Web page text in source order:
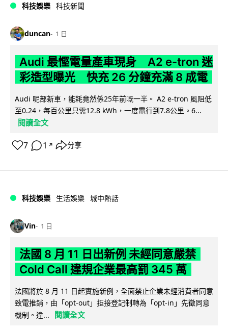
科技娛樂 科技新聞
duncan 1 日
Audi 最慳電量產車現身 A2 e-tron 迷
彩造型曝光 快充 26 分鐘充滿 8 成電
Audi 呢部新車，能耗竟然係25年前嘅一半。 A2 e-tron 風阻低
至0.24，每百公里只需12.8 kWh，一度電行到7.8公里。6...
閱讀全文
7 1 ↗ 分享
科技娛樂 生活娛樂 城中熱話
Vin 1 日
法國 8 月 11 日出新例 未經同意嚴禁
Cold Call 違規企業最高罰 345 萬
法國將於 8 月 11 日起實施新例，全面禁止企業未經消費者同意
致電推銷，由「opt-out」拒接登記制轉為「opt-in」先徵同意
機制。違...
閱讀全文